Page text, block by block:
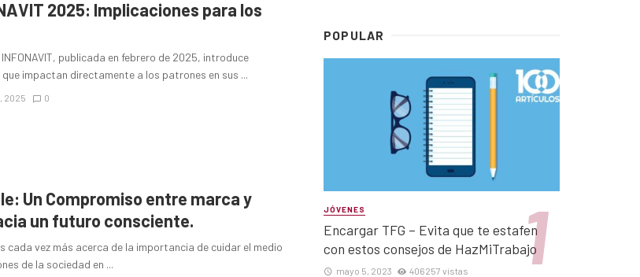
2025: Implicaciones para los
publicada en febrero de 2025, introduce
impactan directamente a los patrones en sus ...
2025 0
Un Compromiso entre marca y
un futuro consciente.
cada vez más acerca de la importancia de cuidar el medio
de la sociedad en ...
POPULAR
JÓVENES
Encargar TFG – Evita que te estafen
con estos consejos de HazMiTrabajo
mayo 5, 2023 406257 vistas